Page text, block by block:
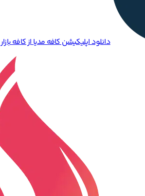
دانلود اپلیکیشن کافه مدیا از کافه بازار